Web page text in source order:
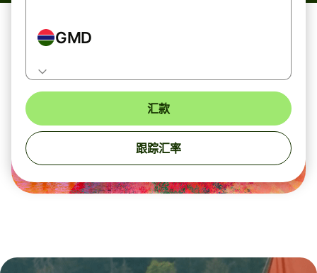
GMD
汇款
跟踪汇率